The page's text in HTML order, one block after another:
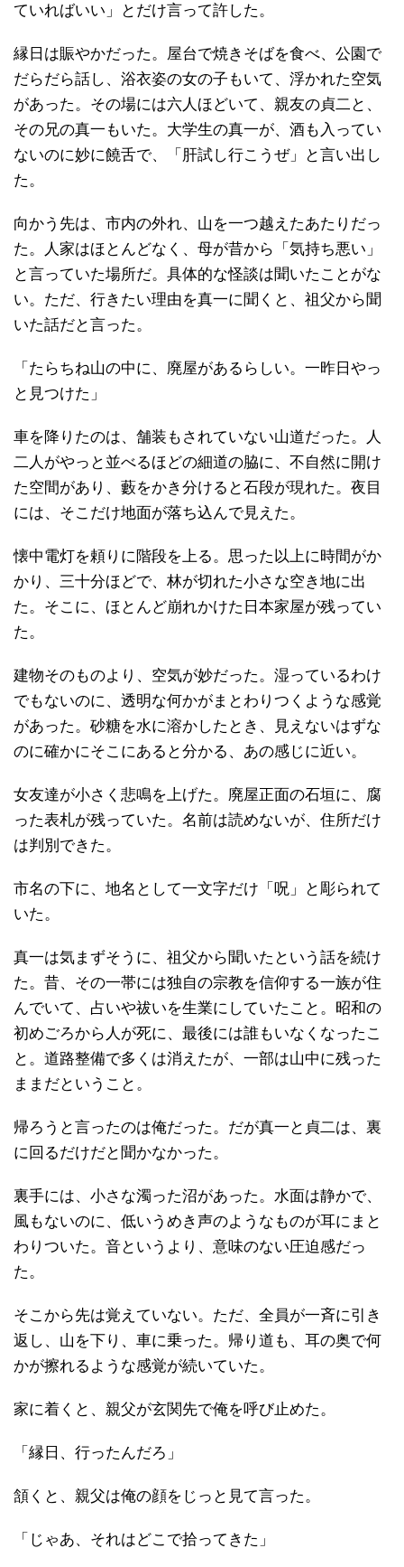
ていればいい」とだけ言って許した。
縁日は賑やかだった。屋台で焼きそばを食べ、公園で
だらだら話し、浴衣姿の女の子もいて、浮かれた空気
があった。その場には六人ほどいて、親友の貞二と、
その兄の真一もいた。大学生の真一が、酒も入ってい
ないのに妙に饒舌で、「肝試し行こうぜ」と言い出し
た。
向かう先は、市内の外れ、山を一つ越えたあたりだっ
た。人家はほとんどなく、母が昔から「気持ち悪い」
と言っていた場所だ。具体的な怪談は聞いたことがな
い。ただ、行きたい理由を真一に聞くと、祖父から聞
いた話だと言った。
「たらちね山の中に、廃屋があるらしい。一昨日やっ
と見つけた」
車を降りたのは、舗装もされていない山道だった。人
二人がやっと並べるほどの細道の脇に、不自然に開け
た空間があり、藪をかき分けると石段が現れた。夜目
には、そこだけ地面が落ち込んで見えた。
懐中電灯を頼りに階段を上る。思った以上に時間がか
かり、三十分ほどで、林が切れた小さな空き地に出
た。そこに、ほとんど崩れかけた日本家屋が残ってい
た。
建物そのものより、空気が妙だった。湿っているわけ
でもないのに、透明な何かがまとわりつくような感覚
があった。砂糖を水に溶かしたとき、見えないはずな
のに確かにそこにあると分かる、あの感じに近い。
女友達が小さく悲鳴を上げた。廃屋正面の石垣に、腐
った表札が残っていた。名前は読めないが、住所だけ
は判別できた。
市名の下に、地名として一文字だけ「呪」と彫られて
いた。
真一は気まずそうに、祖父から聞いたという話を続け
た。昔、その一帯には独自の宗教を信仰する一族が住
んでいて、占いや祓いを生業にしていたこと。昭和の
初めごろから人が死に、最後には誰もいなくなったこ
と。道路整備で多くは消えたが、一部は山中に残った
ままだということ。
帰ろうと言ったのは俺だった。だが真一と貞二は、裏
に回るだけだと聞かなかった。
裏手には、小さな濁った沼があった。水面は静かで、
風もないのに、低いうめき声のようなものが耳にまと
わりついた。音というより、意味のない圧迫感だっ
た。
そこから先は覚えていない。ただ、全員が一斉に引き
返し、山を下り、車に乗った。帰り道も、耳の奥で何
かが擦れるような感覚が続いていた。
家に着くと、親父が玄関先で俺を呼び止めた。
「縁日、行ったんだろ」
頷くと、親父は俺の顔をじっと見て言った。
「じゃあ、それはどこで拾ってきた」